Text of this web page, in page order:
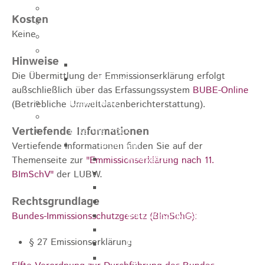
Freibad
Kugelmarkt
Bike the Rock
Allgemein
Newsletter
Bike Waschplatz
Palmares
Geschichte
Kosten
Keine
Hinweise
Die Übermittlung der Emmissionserklärung erfolgt
außschließlich über das Erfassungssystem BUBE-Online
(Betriebliche Umweltdatenberichterstattung).
Vertiefende Informationen
Vertiefende Informationen finden Sie auf der
Themenseite zur "Emmissionserklärung nach 11.
BImSchV" der LUBW.
Rechtsgrundlage
Bundes-Immissionsschutzgesetz (BImSchG):
§ 27 Emissionserklärung